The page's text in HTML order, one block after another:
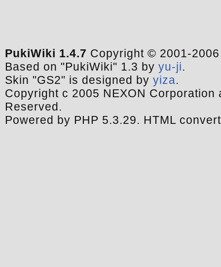
PukiWiki 1.4.7 Copyright © 2001-
Based on "PukiWiki" 1.3 by yu-ji.
Skin "GS2" is designed by yiza.
Copyright c 2005 NEXON
Reserved.
Powered by PHP 5.3.29. HTML